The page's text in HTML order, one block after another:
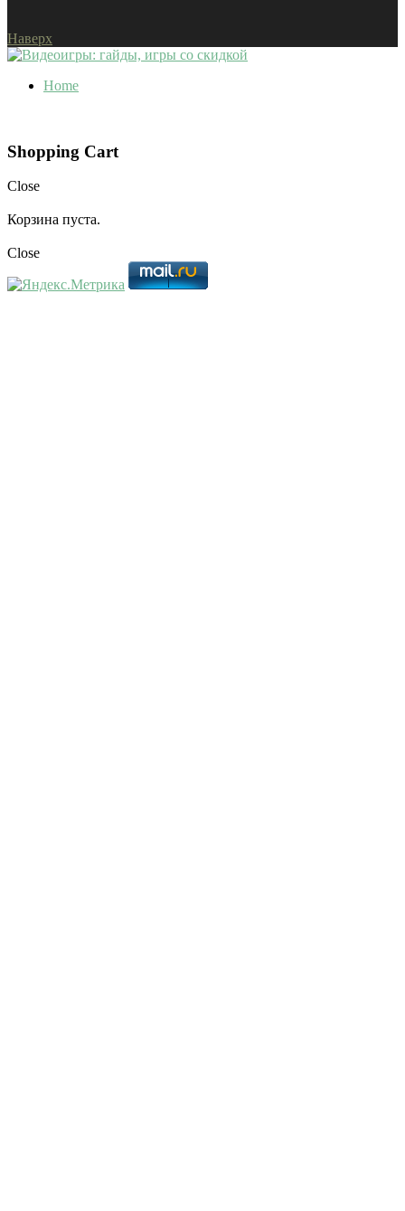
Наверх
Home
Shopping Cart
Close
Корзина пуста.
Close